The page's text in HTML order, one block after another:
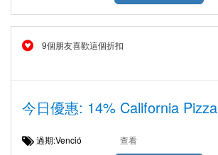
9個朋友喜歡這個折扣
今日優惠: 14% California
過期:Venció 查看